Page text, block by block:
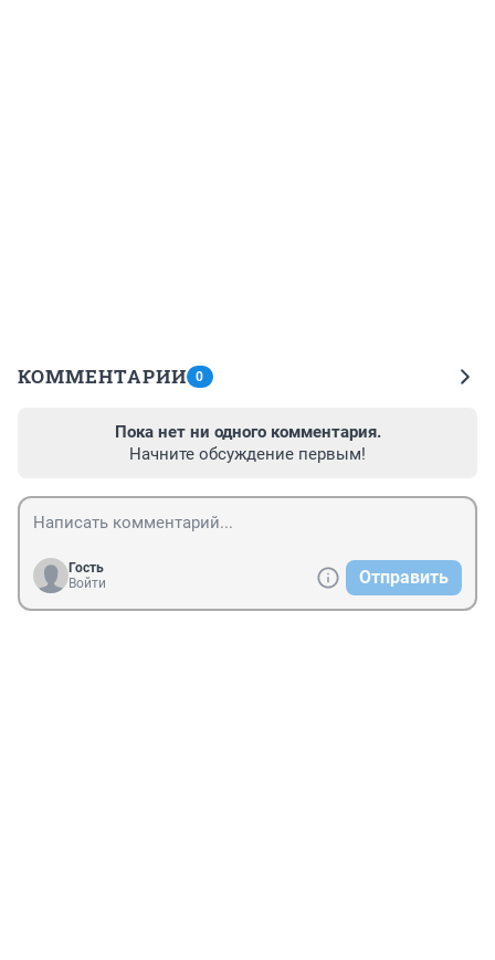
КОММЕНТАРИИ 0
Пока нет ни одного комментария.
Начните обсуждение первым!
Гость
Войти
Отправить